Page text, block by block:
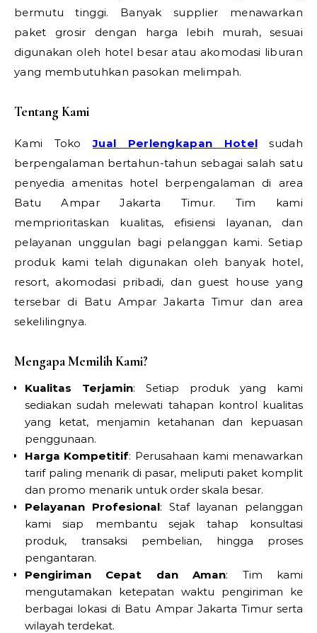
bermutu tinggi. Banyak supplier menawarkan
paket grosir dengan harga lebih murah, sesuai
digunakan oleh hotel besar atau akomodasi liburan
yang membutuhkan pasokan melimpah.
Tentang Kami
Kami TokoJual Perlengkapan Hotel sudah
berpengalaman bertahun-tahun sebagai salah satu
penyedia amenitas hotel berpengalaman di area
Batu Ampar Jakarta Timur. Tim kami
memprioritaskan kualitas, efisiensi layanan, dan
pelayanan unggulan bagi pelanggan kami. Setiap
produk kami telah digunakan oleh banyak hotel,
resort, akomodasi pribadi, dan guest house yang
tersebar di Batu Ampar Jakarta Timur dan area
sekelilingnya.
Mengapa Memilih Kami?
Kualitas Terjamin: Setiap produk yang kami
sediakan sudah melewati tahapan kontrol kualitas
yang ketat, menjamin ketahanan dan kepuasan
penggunaan.
Harga Kompetitif: Perusahaan kami menawarkan
tarif paling menarik di pasar, meliputi paket komplit
dan promo menarik untuk order skala besar.
Pelayanan Profesional: Staf layanan pelanggan
kami siap membantu sejak tahap konsultasi
produk, transaksi pembelian, hingga proses
pengantaran.
Pengiriman Cepat dan Aman: Tim kami
mengutamakan ketepatan waktu pengiriman ke
berbagai lokasi di Batu Ampar Jakarta Timur serta
wilayah terdekat.